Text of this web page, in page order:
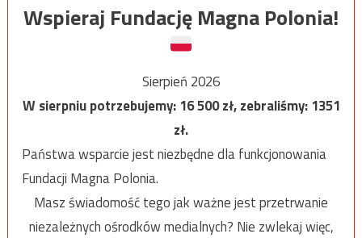
Wspieraj Fundację Magna Polonia!
Sierpień 2026
W sierpniu potrzebujemy:16 500zł, zebraliśmy:1351
zł.
Państwa wsparcie jest niezbędne dla funkcjonowania
Fundacji Magna Polonia.
Masz świadomość tego jak ważne jest przetrwanie
niezależnych ośrodków medialnych? Nie zwlekaj więc,